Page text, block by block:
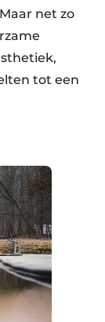
net zo
tot een